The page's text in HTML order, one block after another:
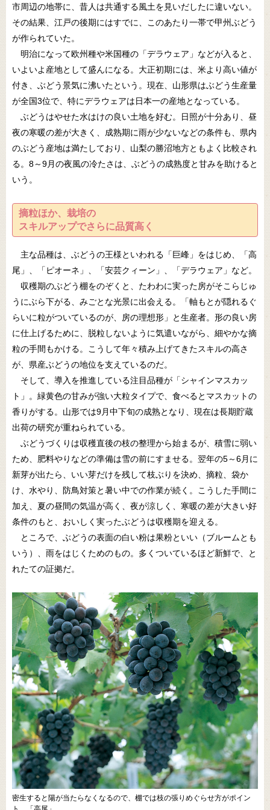
市周辺の地帯に、昔人は共通する風土を見いだしたに違いない。
その結果、江戸の後期にはすでに、このあたり一帯で甲州ぶどう
が作られていた。
明治になって欧州種や米国種の「デラウェア」などが入ると、
いよいよ産地として盛んになる。大正初期には、米より高い値が
付き、ぶどう景気に沸いたという。現在、山形県はぶどう生産量
が全国3位で、特にデラウェアは日本一の産地となっている。
ぶどうはやせた水はけの良い土地を好む。日照が十分あり、昼
夜の寒暖の差が大きく、成熟期に雨が少ないなどの条件も、県内
のぶどう産地は満たしており、山梨の勝沼地方ともよく比較され
る。8～9月の夜風の冷たさは、ぶどうの成熟度と甘みを助けると
いう。
摘粒ほか、栽培の
スキルアップでさらに品質高く
主な品種は、ぶどうの王様といわれる「巨峰」をはじめ、「高
尾」、「ピオーネ」、「安芸クィーン」、「デラウェア」など。
収穫期のぶどう棚をのぞくと、たわわに実った房がそこらじゅ
うにぶら下がる、みごとな光景に出会える。「軸もとが隠れるぐ
らいに粒がついているのが、房の理想形」と生産者。形の良い房
に仕上げるために、脱粒しないように気遣いながら、細やかな摘
粒の手間もかける。こうして年々積み上げてきたスキルの高さ
が、県産ぶどうの地位を支えているのだ。
そして、導入を推進している注目品種が「シャインマスカッ
ト」。緑黄色の甘みが強い大粒タイプで、食べるとマスカットの
香りがする。山形では9月中下旬の成熟となり、現在は長期貯蔵
出荷の研究が重ねられている。
ぶどうづくりは収穫直後の枝の整理から始まるが、積雪に弱い
ため、肥料やりなどの準備は雪の前にすませる。翌年の5～6月に
新芽が出たら、いい芽だけを残して枝ぶりを決め、摘粒、袋か
け、水やり、防鳥対策と暑い中での作業が続く。こうした手間に
加え、夏の昼間の気温が高く、夜が涼しく、寒暖の差が大きい好
条件のもと、おいしく実ったぶどうは収穫期を迎える。
ところで、ぶどうの表面の白い粉は果粉といい（ブルームとも
いう）、雨をはじくためのもの。多くついているほど新鮮で、と
れたての証拠だ。
密生すると陽が当たらなくなるので、棚では枝の張りめぐらせ方がポイン